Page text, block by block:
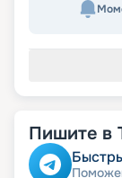
Пишите в